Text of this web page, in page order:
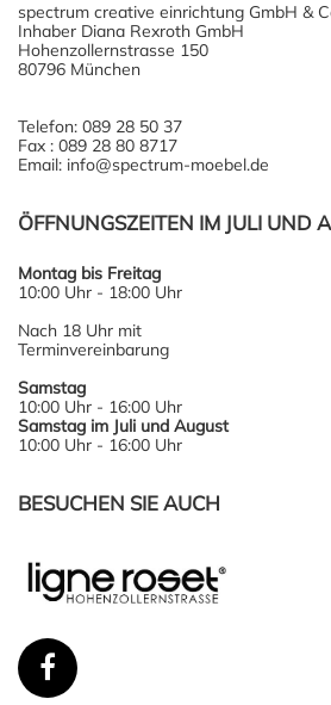
spectrum creative einrichtung GmbH &
Inhaber Diana Rexroth GmbH
Hohenzollernstrasse 150
80796 München
Telefon: 089 28 50 37
Fax : 089 28 80 8717
Email: info@spectrum-moebel.de
ÖFFNUNGSZEITEN IM JULI UND
Montag bis Freitag
10:00 Uhr - 18:00 Uhr
Nach 18 Uhr mit
Terminvereinbarung
Samstag
10:00 Uhr - 16:00 Uhr
Samstag im Juli und August
10:00 Uhr - 16:00 Uhr
BESUCHEN SIE AUCH